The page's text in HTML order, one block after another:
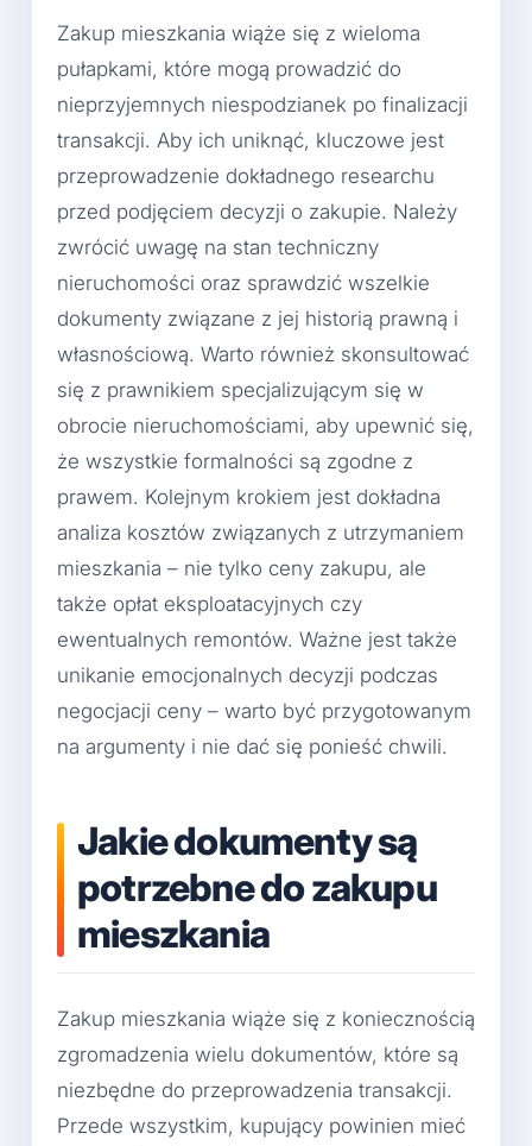
Zakup mieszkania wiąże się z wieloma
pułapkami, które mogą prowadzić do
nieprzyjemnych niespodzianek po finalizacji
transakcji. Aby ich uniknąć, kluczowe jest
przeprowadzenie dokładnego researchu
przed podjęciem decyzji o zakupie. Należy
zwrócić uwagę na stan techniczny
nieruchomości oraz sprawdzić wszelkie
dokumenty związane z jej historią prawną i
własnościową. Warto również skonsultować
się z prawnikiem specjalizującym się w
obrocie nieruchomościami, aby upewnić się,
że wszystkie formalności są zgodne z
prawem. Kolejnym krokiem jest dokładna
analiza kosztów związanych z utrzymaniem
mieszkania – nie tylko ceny zakupu, ale
także opłat eksploatacyjnych czy
ewentualnych remontów. Ważne jest także
unikanie emocjonalnych decyzji podczas
negocjacji ceny – warto być przygotowanym
na argumenty i nie dać się ponieść chwili.
Jakie dokumenty są
potrzebne do zakupu
mieszkania
Zakup mieszkania wiąże się z koniecznością
zgromadzenia wielu dokumentów, które są
niezbędne do przeprowadzenia transakcji.
Przede wszystkim, kupujący powinien mieć